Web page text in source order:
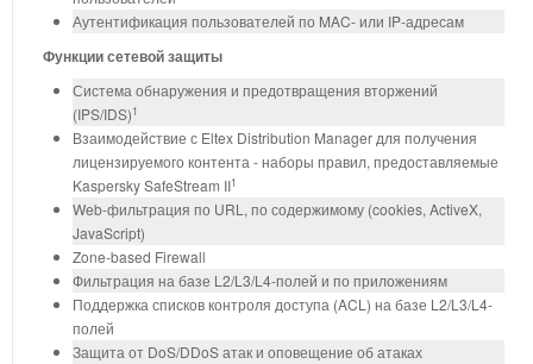
Аутентификация пользователей по MAC- или IP-адресам
Функции сетевой защиты
Система обнаружения и предотвращения вторжений
(IPS/IDS)1
Взаимодействие с Eltex Distribution Manager для получения
лицензируемого контента - наборы правил, предоставляемые
Kaspersky SafeStream II1
Web-фильтрация по URL, по содержимому (cookies, ActiveX,
JavaScript)
Zone-based Firewall
Фильтрация на базе L2/L3/L4-полей и по приложениям
Поддержка списков контроля доступа (ACL) на базе L2/L3/L4-
полей
Защита от DoS/DDoS атак и оповещение об атаках